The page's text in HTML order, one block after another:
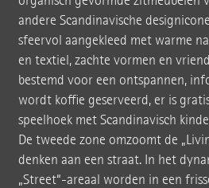
andere Scandinavische
sfeervol aangekleed met warme
en textiel, zachte vormen en
bestemd voor een ontspannen,
wordt koffie geserveerd, er is
speelhoek met Scandinavisch
De tweede zone omzoomt de
denken aan een straat. In het
„Street“-areaal worden in een